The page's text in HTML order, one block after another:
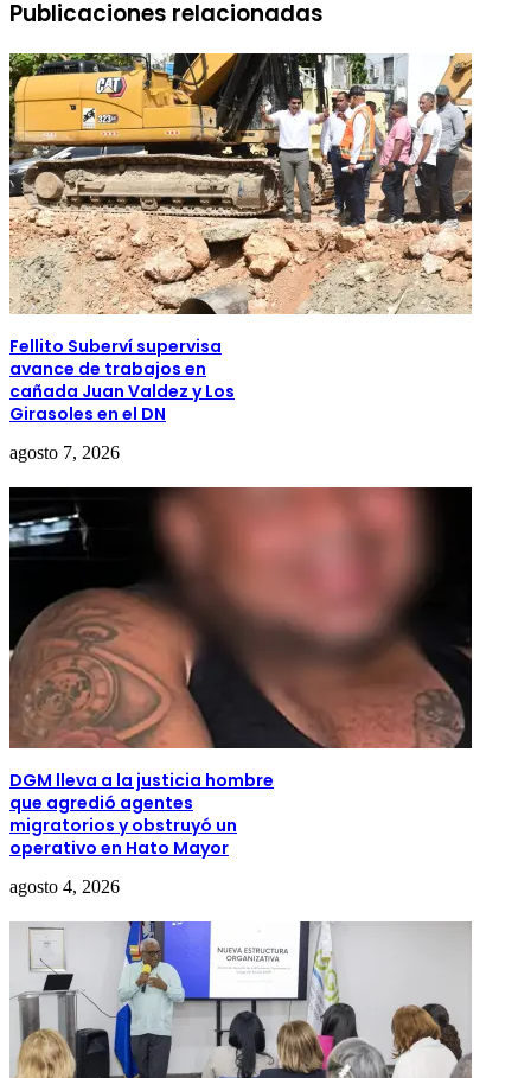
Publicaciones relacionadas
Fellito Suberví supervisa
avance de trabajos en
cañada Juan Valdez y Los
Girasoles en el DN
agosto 7, 2026
DGM lleva a la justicia hombre
que agredió agentes
migratorios y obstruyó un
operativo en Hato Mayor
agosto 4, 2026